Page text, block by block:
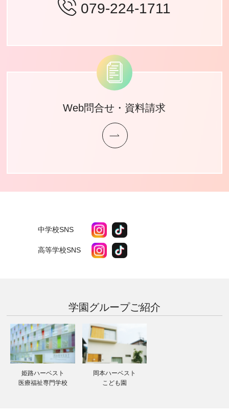
079-224-1711
Web問合せ・資料請求
中学校SNS
高等学校SNS
学園グループご紹介
姫路ハーベスト
医療福祉専門学校
岡本ハーベスト
こども園